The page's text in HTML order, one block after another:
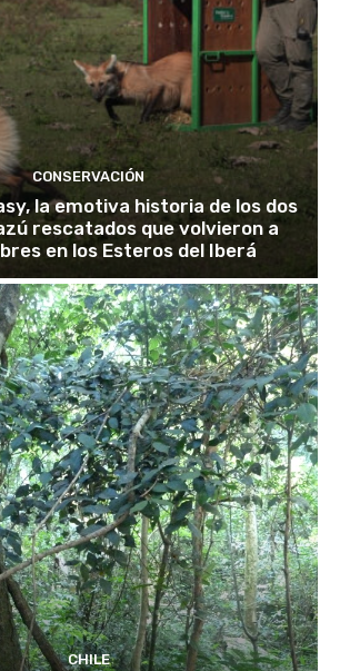
CONSERVACIÓN
la emotiva historia de los dos
rescatados que volvieron a
en los Esteros del Iberá
CHILE